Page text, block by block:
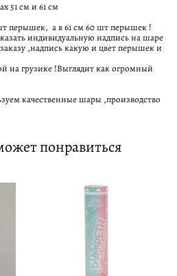
51 см и 61 см
перышек, а в 61 см 60 шт перышек !
индивидуальную надпись на шаре
,надпись какую и цвет перышек и
на грузике !Выглядит как огромный
качественные шары ,производство
понравиться